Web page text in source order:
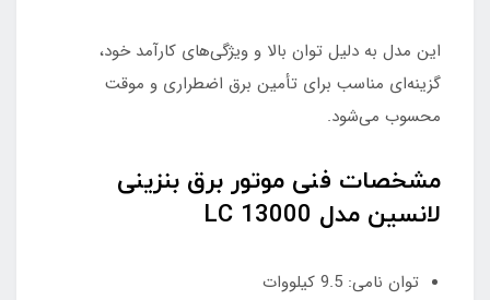
این مدل به دلیل توان بالا و ویژگی‌های کارآمد خود،
گزینه‌ای مناسب برای تأمین برق اضطراری و موقت
محسوب می‌شود.
مشخصات فنی موتور برق بنزینی
لانسین مدل LC 13000
توان نامی: 9.5 کیلووات